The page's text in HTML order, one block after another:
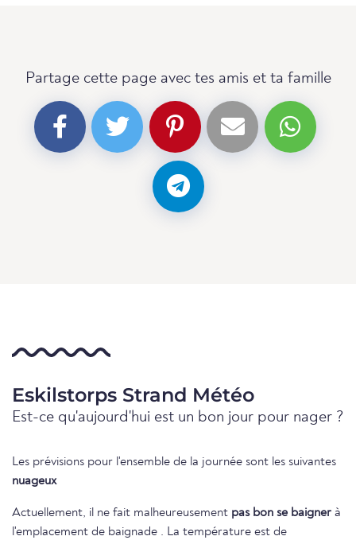
Partage cette page avec tes amis et ta famille
Eskilstorps Strand Météo
Est-ce qu'aujourd'hui est un bon jour pour nager ?
Les prévisions pour l'ensemble de la journée sont les suivantes
nuageux
Actuellement, il ne fait malheureusement pas bon se baigner à
l'emplacement de baignade . La température est de